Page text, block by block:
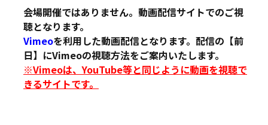
会場開催ではありません。動画配信サイトでのご視
聴となります。
Vimeoを利用した動画配信となります。配信の【前
日】にVimeoの視聴方法をご案内いたします。
※Vimeoは、YouTube等と同じように動画を視聴で
きるサイトです。